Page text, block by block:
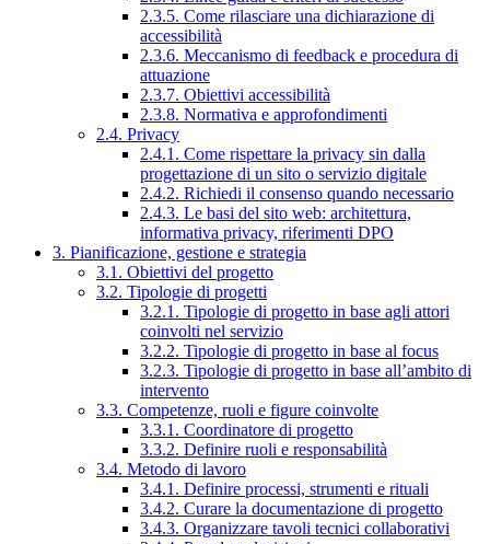
2.3.5. Come rilasciare una dichiarazione di
accessibilità
2.3.6. Meccanismo di feedback e procedura di
attuazione
2.3.7. Obiettivi accessibilità
2.3.8. Normativa e approfondimenti
2.4. Privacy
2.4.1. Come rispettare la privacy sin dalla
progettazione di un sito o servizio digitale
2.4.2. Richiedi il consenso quando necessario
2.4.3. Le basi del sito web: architettura,
informativa privacy, riferimenti DPO
3. Pianificazione, gestione e strategia
3.1. Obiettivi del progetto
3.2. Tipologie di progetti
3.2.1. Tipologie di progetto in base agli attori
coinvolti nel servizio
3.2.2. Tipologie di progetto in base al focus
3.2.3. Tipologie di progetto in base all’ambito di
intervento
3.3. Competenze, ruoli e figure coinvolte
3.3.1. Coordinatore di progetto
3.3.2. Definire ruoli e responsabilità
3.4. Metodo di lavoro
3.4.1. Definire processi, strumenti e rituali
3.4.2. Curare la documentazione di progetto
3.4.3. Organizzare tavoli tecnici collaborativi